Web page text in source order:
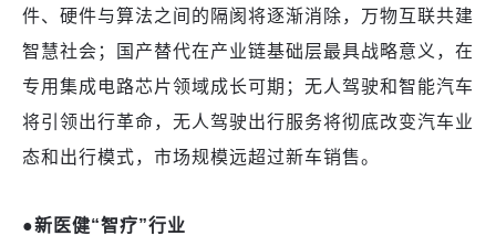
件、硬件与算法之间的隔阂将逐渐消除，万物互联共建
智慧社会；国产替代在产业链基础层最具战略意义，在
专用集成电路芯片领域成长可期；无人驾驶和智能汽车
将引领出行革命，无人驾驶出行服务将彻底改变汽车业
态和出行模式，市场规模远超过新车销售。
●新医健“智疗”行业